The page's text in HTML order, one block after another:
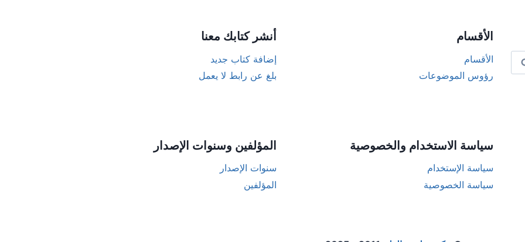
الأقسام
الأقسام
رؤوس الموضوعات
أنشر كتابك معنا
إضافة كتاب جديد
بلغ عن رابط لا يعمل
سياسة الاستخدام والخصوصية
سياسة الإستخدام
سياسة الخصوصية
المؤلفين وسنوات الإصدار
سنوات الإصدار
المؤلفين